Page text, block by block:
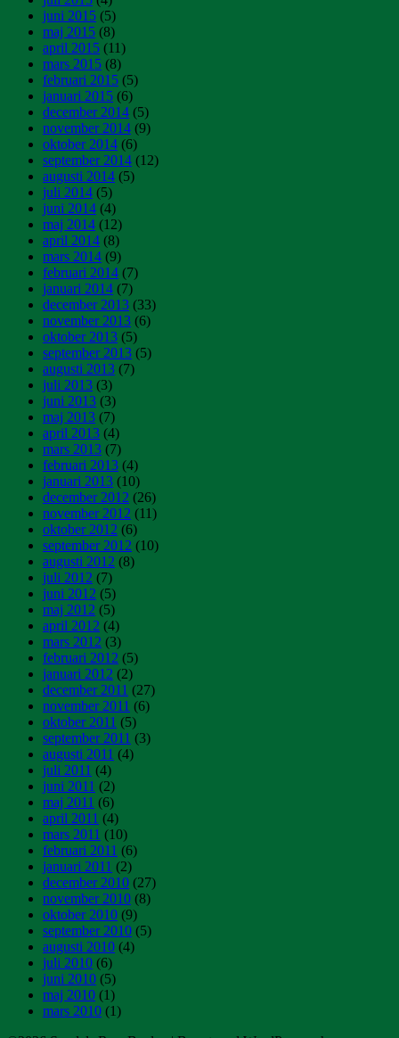
juni 2015 (5)
maj 2015 (8)
april 2015 (11)
mars 2015 (8)
februari 2015 (5)
januari 2015 (6)
december 2014 (5)
november 2014 (9)
oktober 2014 (6)
september 2014 (12)
augusti 2014 (5)
juli 2014 (5)
juni 2014 (4)
maj 2014 (12)
april 2014 (8)
mars 2014 (9)
februari 2014 (7)
januari 2014 (7)
december 2013 (33)
november 2013 (6)
oktober 2013 (5)
september 2013 (5)
augusti 2013 (7)
juli 2013 (3)
juni 2013 (3)
maj 2013 (7)
april 2013 (4)
mars 2013 (7)
februari 2013 (4)
januari 2013 (10)
december 2012 (26)
november 2012 (11)
oktober 2012 (6)
september 2012 (10)
augusti 2012 (8)
juli 2012 (7)
juni 2012 (5)
maj 2012 (5)
april 2012 (4)
mars 2012 (3)
februari 2012 (5)
januari 2012 (2)
december 2011 (27)
november 2011 (6)
oktober 2011 (5)
september 2011 (3)
augusti 2011 (4)
juli 2011 (4)
juni 2011 (2)
maj 2011 (6)
april 2011 (4)
mars 2011 (10)
februari 2011 (6)
januari 2011 (2)
december 2010 (27)
november 2010 (8)
oktober 2010 (9)
september 2010 (5)
augusti 2010 (4)
juli 2010 (6)
juni 2010 (5)
maj 2010 (1)
mars 2010 (1)